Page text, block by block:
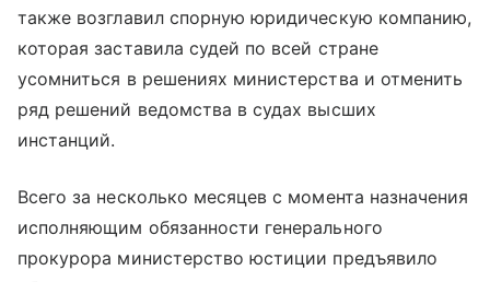
также возглавил спорную юридическую компанию,
которая заставила судей по всей стране
усомниться в решениях министерства и отменить
ряд решений ведомства в судах высших
инстанций.
Всего за несколько месяцев с момента назначения
исполняющим обязанности генерального
прокурора министерство юстиции предъявило